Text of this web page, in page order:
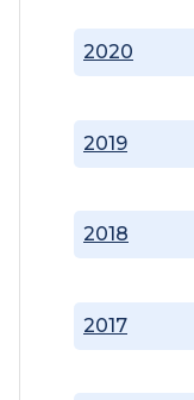
2017
2018
2019
2020